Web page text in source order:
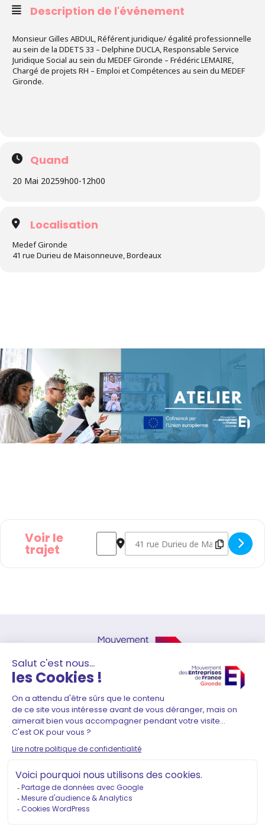
Description de l'événement
Monsieur Gilles ABDUL, Référent juridique/ égalité professionnelle
au sein de la DDETS 33 – Delphine DUCLA, Responsable Service
Juridique Social au sein du MEDEF Gironde – Frédéric LEMAIRE,
Chargé de projets RH – Emploi et Compétences au sein du MEDEF
Gironde.
Quand
20 Mai 20259h00-12h00
Localisation
Medef Gironde
41 rue Durieu de Maisonneuve, Bordeaux
Voir le
trajet
Address - ATELIER - Egalité
Destination Address - ATELIER -
41 Rue Durieu de Maisonneuve
33000 Bordeaux
05 56 01 51 80–contact@medef-gironde.fr
Adhérer
Mentions légales
Politique de confidentialité